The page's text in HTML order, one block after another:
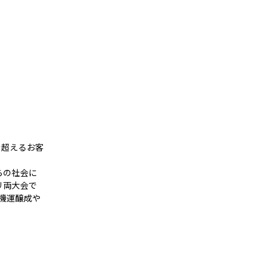
えるお客
の社会に
両大会で
運醸成や